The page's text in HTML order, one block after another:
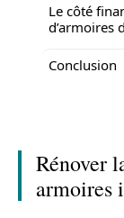
Le côté
d’armoires
Conclusion
Rénover
armoires